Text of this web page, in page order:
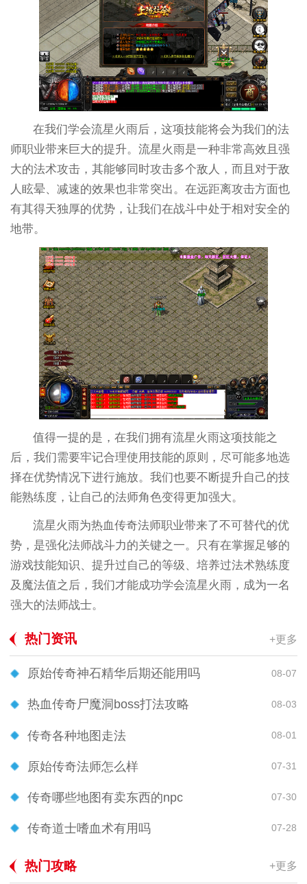
在我们学会流星火雨后，这项技能将会为我们的法
师职业带来巨大的提升。流星火雨是一种非常高效且强
大的法术攻击，其能够同时攻击多个敌人，而且对于敌
人眩晕、减速的效果也非常突出。在远距离攻击方面也
有其得天独厚的优势，让我们在战斗中处于相对安全的
地带。
值得一提的是，在我们拥有流星火雨这项技能之
后，我们需要牢记合理使用技能的原则，尽可能多地选
择在优势情况下进行施放。我们也要不断提升自己的技
能熟练度，让自己的法师角色变得更加强大。
流星火雨为热血传奇法师职业带来了不可替代的优
势，是强化法师战斗力的关键之一。只有在掌握足够的
游戏技能知识、提升过自己的等级、培养过法术熟练度
及魔法值之后，我们才能成功学会流星火雨，成为一名
强大的法师战士。
热门资讯 +更多
原始传奇神石精华后期还能用吗 08-07
热血传奇尸魔洞boss打法攻略 08-03
传奇各种地图走法 08-01
原始传奇法师怎么样 07-31
传奇哪些地图有卖东西的npc 07-30
传奇道士嗜血术有用吗 07-28
热门攻略 +更多